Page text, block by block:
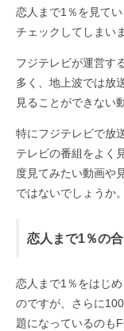
恋人まで1％を見て
チェックしてしまい
フジテレビが運営す
多く、地上波では放
見ることができない
特にフジテレビで放
テレビの番組をよく
度見てみたい動画や
ではないでしょうか。
恋人まで1％の
恋人まで1％をはじ
のですが、さらに
題になっているのも